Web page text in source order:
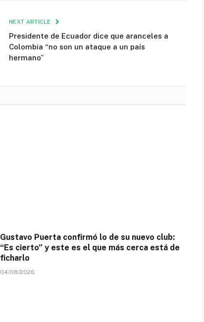
NEXT ARTICLE
Presidente de Ecuador dice que aranceles a
Colombia “no son un ataque a un país
hermano”
Gustavo Puerta confirmó lo de su nuevo club:
“Es cierto” y este es el que más cerca está de
ficharlo
04/08/2026